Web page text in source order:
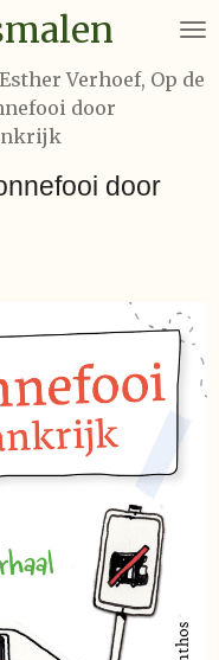
Esther Verhoef, Op de
door
door